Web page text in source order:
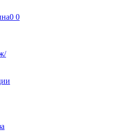
0 0